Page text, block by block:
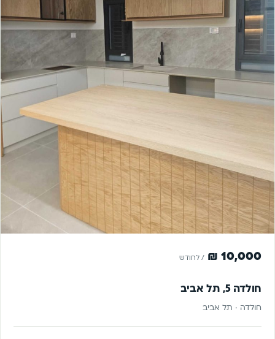
10,000 ₪ / לחודש
חולדה 5, תל אביב
חולדה · תל אביב